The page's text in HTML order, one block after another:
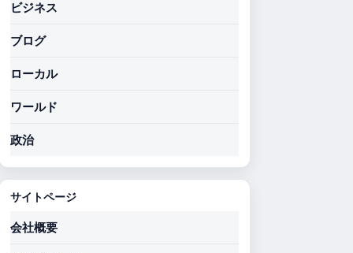
ビジネス
ブログ
ローカル
ワールド
政治
サイトページ
会社概要